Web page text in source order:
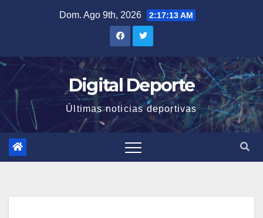
Dom. Ago 9th, 2026 2:17:14 AM
Digital Deporte
Últimas noticias deportivas